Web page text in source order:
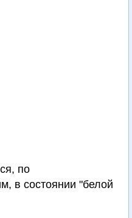
по
в состоянии "белой